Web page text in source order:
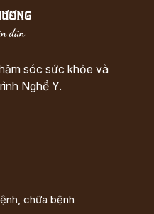
sóc sức khỏe và
Nghề Y.
chữa bệnh